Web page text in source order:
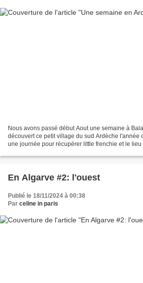
Nous avons passé début Aout une semaine à
découvert ce petit village du sud Ardèche l'année
une journée pour récupérer little frenchie et le
En Algarve #2: l'ouest
Publié le 18/11/2024 à 00:38
Par celine in paris